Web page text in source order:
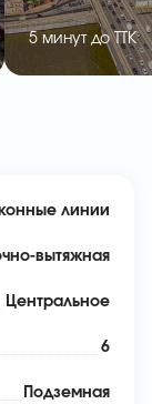
5 минут до ТТК
линии
вытяжная
Центральное
6
Подземная